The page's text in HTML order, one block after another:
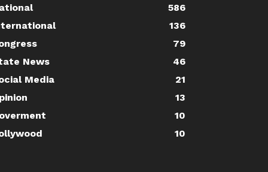
586
136
79
News
46
Media
21
13
10
10